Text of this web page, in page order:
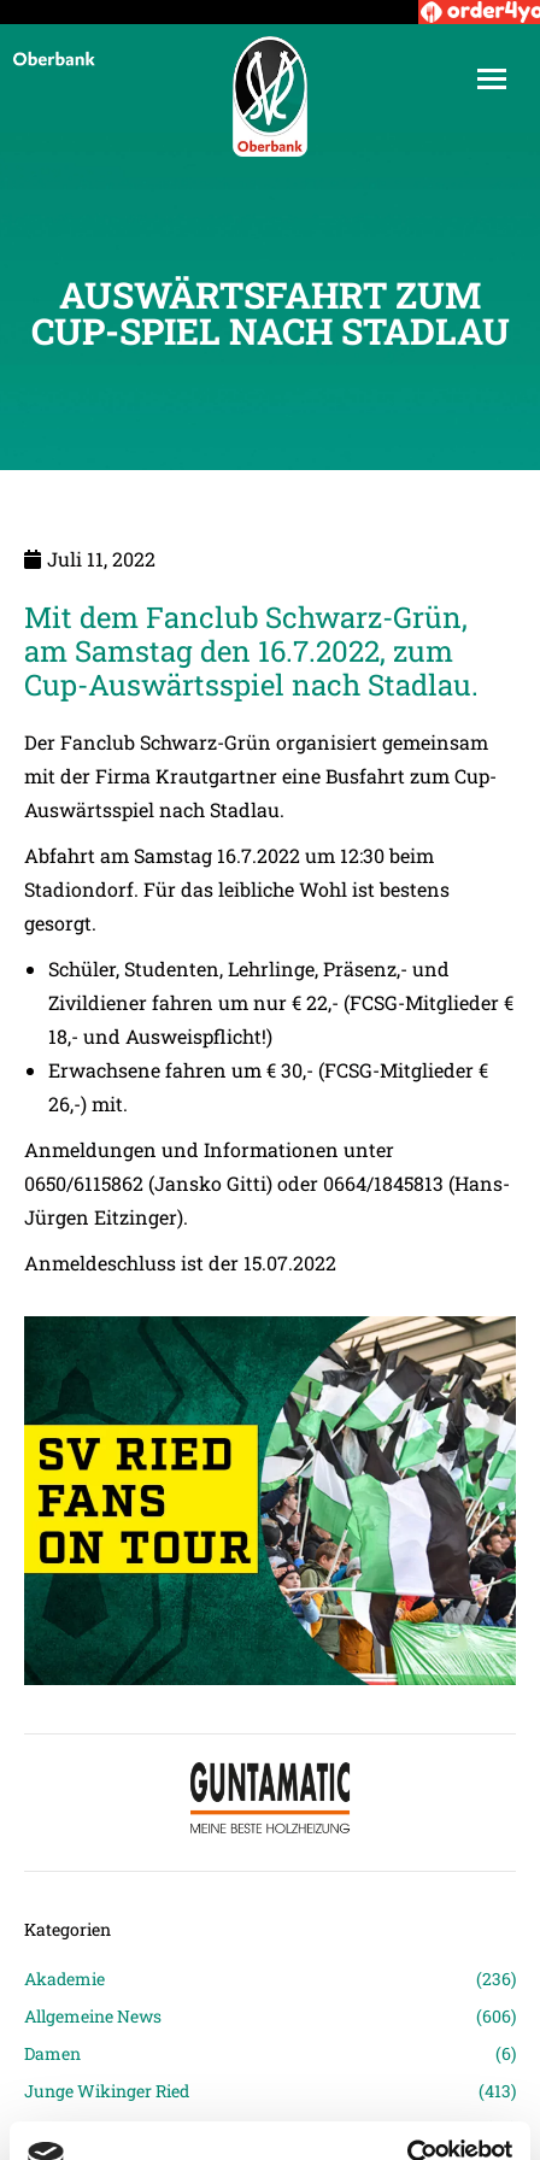
AUSWÄRTSFAHRT ZUM
CUP-SPIEL NACH STADLAU
Juli 11, 2022
Mit dem Fanclub Schwarz-Grün,
am Samstag den 16.7.2022, zum
Cup-Auswärtsspiel nach Stadlau.
Der Fanclub Schwarz-Grün organisiert gemeinsam
mit der Firma Krautgartner eine Busfahrt zum Cup-
Auswärtsspiel nach Stadlau.
Abfahrt am Samstag 16.7.2022 um 12:30 beim
Stadiondorf. Für das leibliche Wohl ist bestens
gesorgt.
Schüler, Studenten, Lehrlinge, Präsenz,- und
Zivildiener fahren um nur € 22,- (FCSG-Mitglieder €
18,- und Ausweispflicht!)
Erwachsene fahren um € 30,- (FCSG-Mitglieder €
26,-) mit.
Anmeldungen und Informationen unter
0650/6115862 (Jansko Gitti) oder 0664/1845813 (Hans-
Jürgen Eitzinger).
Anmeldeschluss ist der 15.07.2022
Kategorien
Akademie
(236)
Allgemeine News
(606)
Damen
(6)
Junge Wikinger Ried
(413)